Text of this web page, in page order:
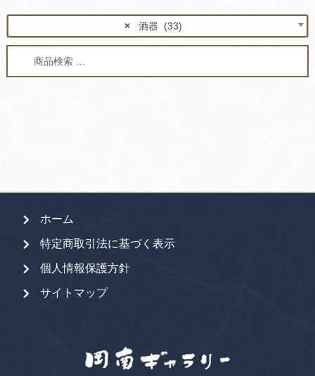
× 酒器 (33)
ホーム
特定商取引法に基づく表示
個人情報保護方針
サイトマップ